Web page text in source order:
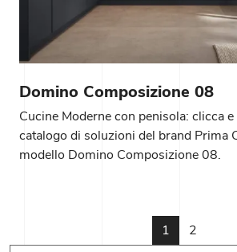
Domino Composizione 08
Cucine Moderne con penisola: clicca
catalogo di soluzioni del brand Prima
modello Domino Composizione 08.
1 2